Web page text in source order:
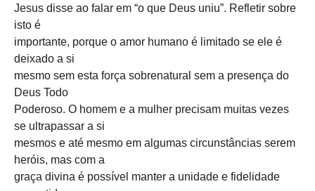
Jesus disse ao falar em “o que Deus uniu”. Refletir sobre
isto é
importante, porque o amor humano é limitado se ele é
deixado a si
mesmo sem esta força sobrenatural sem a presença do
Deus Todo
Poderoso. O homem e a mulher precisam muitas vezes
se ultrapassar a si
mesmos e até mesmo em algumas circunstâncias serem
heróis, mas com a
graça divina é possível manter a unidade e fidelidade